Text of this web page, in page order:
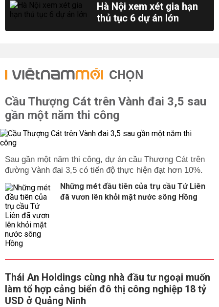
Hà Nội xem xét gia hạn
thủ tục 6 dự án lớn
CHỌN
Cầu Thượng Cát trên Vành đai 3,5 sau
gần một năm thi công
Sau gần một năm thi công, dự án cầu Thượng Cát trên
đường Vành đai 3,5 có tiến độ thực hiện đạt hơn 10%.
Những mét đầu tiên của trụ cầu Tứ Liên
đã vươn lên khỏi mặt nước sông Hồng
Thái An Holdings cùng nhà đầu tư ngoại muốn
làm tổ hợp cảng biển đô thị công nghiệp 18 tỷ
USD ở Quảng Ninh